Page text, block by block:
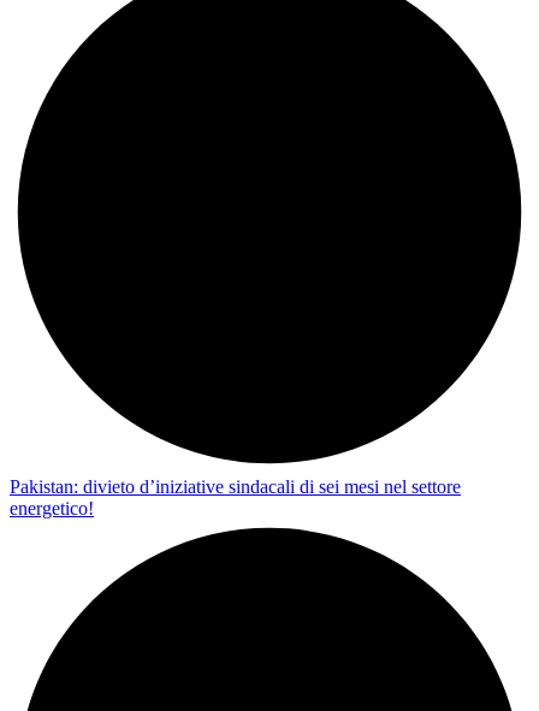
Pakistan: divieto d’iniziative sindacali di sei mesi nel settore
energetico!